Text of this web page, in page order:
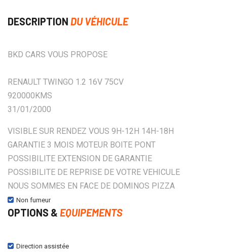
DESCRIPTION DU VÉHICULE
BKD CARS VOUS PROPOSE
RENAULT TWINGO 1.2 16V 75CV
920000KMS
31/01/2000
VISIBLE SUR RENDEZ VOUS 9H-12H 14H-18H
GARANTIE 3 MOIS MOTEUR BOITE PONT
POSSIBILITE EXTENSION DE GARANTIE
POSSIBILITE DE REPRISE DE VOTRE VEHICULE
NOUS SOMMES EN FACE DE DOMINOS PIZZA
Non fumeur
OPTIONS & EQUIPEMENTS
Direction assistée